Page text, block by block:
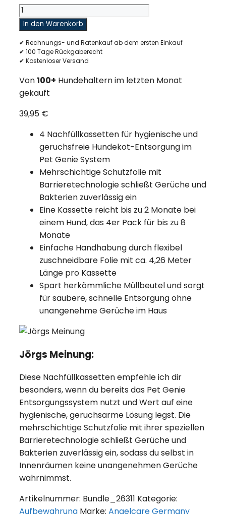
Von100+ Hundehaltern im letzten Monat
gekauft
39,95 €
4 Nachfüllkassetten für hygienische und
geruchsfreie Hundekot-Entsorgung im
Pet Genie System
Mehrschichtige Schutzfolie mit
Barrieretechnologie schließt Gerüche und
Bakterien zuverlässig ein
Eine Kassette reicht bis zu 2 Monate bei
einem Hund, das 4er Pack für bis zu 8
Monate
Einfache Handhabung durch flexibel
zuschneidbare Folie mit ca. 4,26 Meter
Länge pro Kassette
Spart herkömmliche Müllbeutel und sorgt
für saubere, schnelle Entsorgung ohne
unangenehme Gerüche im Haus
Jörgs Meinung:
Diese Nachfüllkassetten empfehle ich dir
besonders, wenn du bereits das Pet Genie
Entsorgungssystem nutzt und Wert auf eine
hygienische, geruchsarme Lösung legst. Die
mehrschichtige Schutzfolie mit ihrer speziellen
Barrieretechnologie schließt Gerüche und
Bakterien zuverlässig ein, sodass du selbst in
Innenräumen keine unangenehmen Gerüche
wahrnimmst.
Artikelnummer: Bundle_26311 Kategorie:
Aufbewahrung Marke: Angelcare Germany
Pet
Genie
Nachfüllkassette
4er
Pack
In den Warenkorb
✔ Rechnungs- und Ratenkauf ab dem ersten Einkauf
✔ 100 Tage Rückgaberecht
✔ Kostenloser Versand